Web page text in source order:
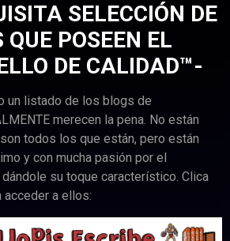
SELECCIÓN DE
QUE POSEEN EL
DE CALIDAD™-
un listado de los blogs de
merecen la pena. No están
todos los que están, pero están
y con mucha pasión por el
su toque característico. Clica
acceder a ellos: